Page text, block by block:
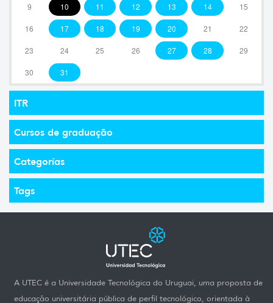
9 10 11 12 13 14 15
16 17 18 19 20 21 22
23 24 25 26 27 28 29
30 31
ITR
Cursos de graduação
Categorías
Tags
A UTEC é a Universidade Tecnológica do Uruguai, uma proposta de
educação universitária pública de perfil tecnológico, orientada à